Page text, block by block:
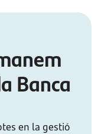
Banca
en la gestió